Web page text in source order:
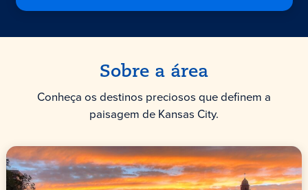
Sobre a área
Conheça os destinos preciosos que definem a
paisagem de Kansas City.